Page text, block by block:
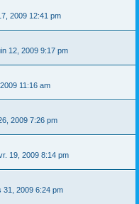
2009 12:41 pm
12, 2009 9:17 pm
11:16 am
2009 7:26 pm
19, 2009 8:14 pm
31, 2009 6:24 pm